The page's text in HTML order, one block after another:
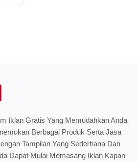
Iklan Gratis Yang Memudahkan Anda
Berbagai Produk Serta Jasa
Tampilan Yang Sederhana Dan
Dapat Mulai Memasang Iklan Kapan